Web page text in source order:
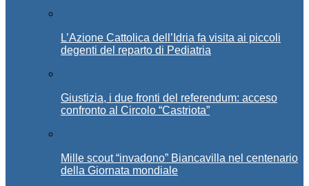
L’Azione Cattolica dell’Idria fa visita ai piccoli
degenti del reparto di Pediatria
Giustizia, i due fronti del referendum: acceso
confronto al Circolo “Castriota”
Mille scout “invadono” Biancavilla nel centenario
della Giornata mondiale